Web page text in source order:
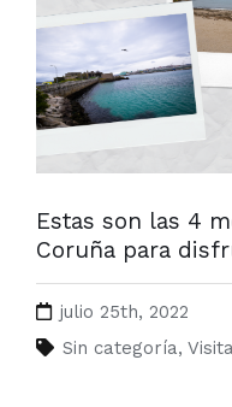
Estas son las 4
Coruña para
julio 25th, 2022
Sin categoría,